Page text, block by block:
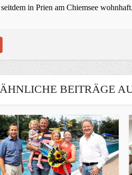
seitdem in Prien am Chiemsee wohnhaft.
ÄHNLICHE BEITRÄGE